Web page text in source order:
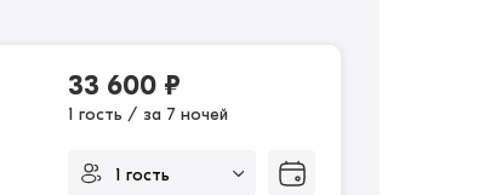
33 600 ₽
1 гость / за 7 ночей